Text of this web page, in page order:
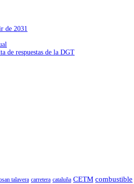
de 2031
de respuestas de la DGT
talavera carretera cataluña CETM combustible